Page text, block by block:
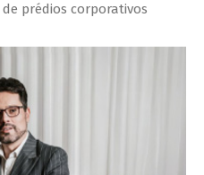
prédios corporativos